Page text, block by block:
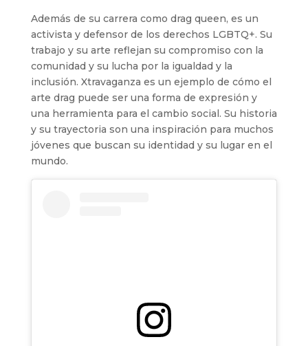
Además de su carrera como drag queen, es un
activista y defensor de los derechos LGBTQ+. Su
trabajo y su arte reflejan su compromiso con la
comunidad y su lucha por la igualdad y la
inclusión. Xtravaganza es un ejemplo de cómo el
arte drag puede ser una forma de expresión y
una herramienta para el cambio social. Su historia
y su trayectoria son una inspiración para muchos
jóvenes que buscan su identidad y su lugar en el
mundo.